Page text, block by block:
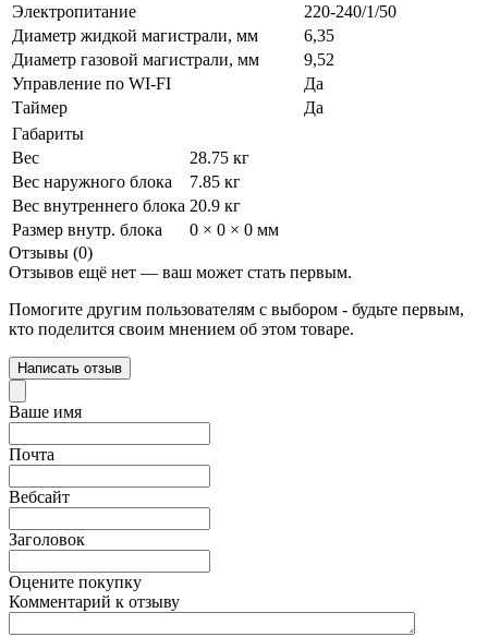
Электропитание
220-240/1/50
Диаметр жидкой магистрали, мм
6,35
Диаметр газовой магистрали, мм
9,52
Управление по WI-FI
Да
Таймер
Да
Габариты
Вес
28.75 кг
Вес наружного блока
7.85 кг
Вес внутреннего блока 20.9 кг
Размер внутр. блока
0 × 0 × 0 мм
Отзывы (0)
Отзывов ещё нет — ваш может стать первым.
Помогите другим пользователям с выбором - будьте первым,
кто поделится своим мнением об этом товаре.
Написать отзыв
Ваше имя
Почта
Вебсайт
Заголовок
Оцените покупку
Комментарий к отзыву